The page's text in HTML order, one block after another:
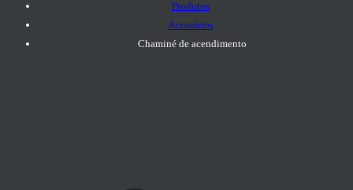
Produtos
Acessórios
Chaminé de acendimento